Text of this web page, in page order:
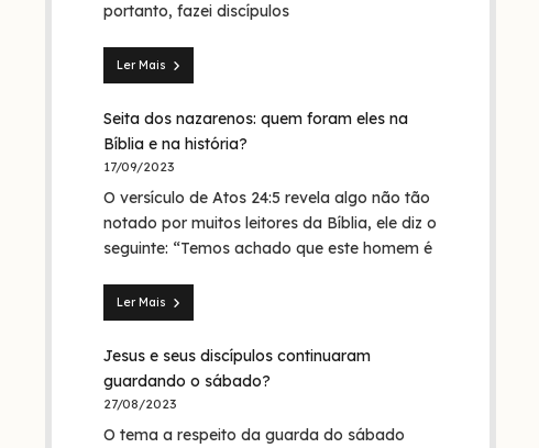
portanto, fazei discípulos
Ler Mais
Mateus
O
batismo
de
era
em
nome
da
Seita dos nazarenos: quem foram eles na
Bíblia e na história?
17/09/2023
O versículo de Atos 24:5 revela algo não tão
notado por muitos leitores da Bíblia, ele diz o
seguinte: “Temos achado que este homem é
Ler Mais
Seita
nazarenos:
quem
foram
na
Jesus e seus discípulos continuaram
guardando o sábado?
27/08/2023
O tema a respeito da guarda do sábado